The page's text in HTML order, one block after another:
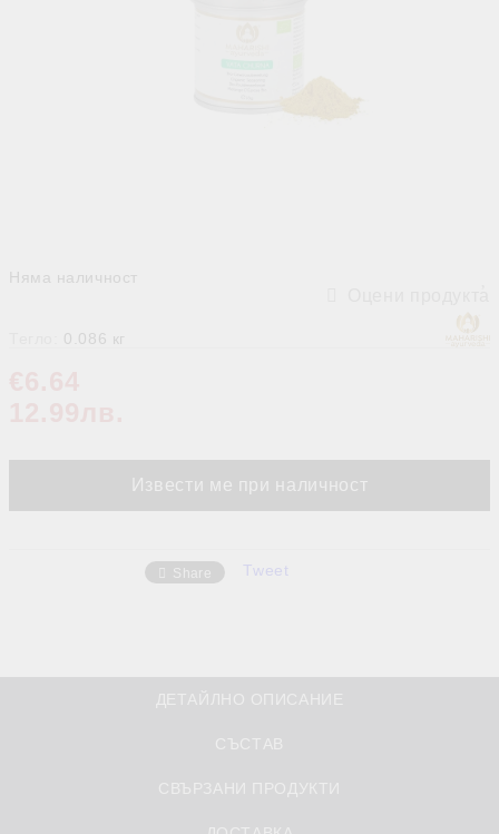
Няма наличност
0.086 кг
Извести ме при наличност
Share Tweet